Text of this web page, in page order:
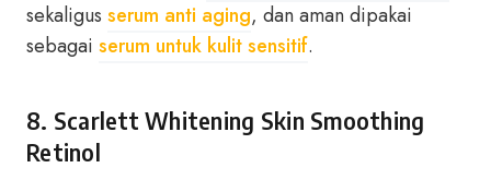
sekaligus serum anti aging, dan aman dipakai
sebagai serum untuk kulit sensitif.
8. Scarlett Whitening Skin Smoothing
Retinol